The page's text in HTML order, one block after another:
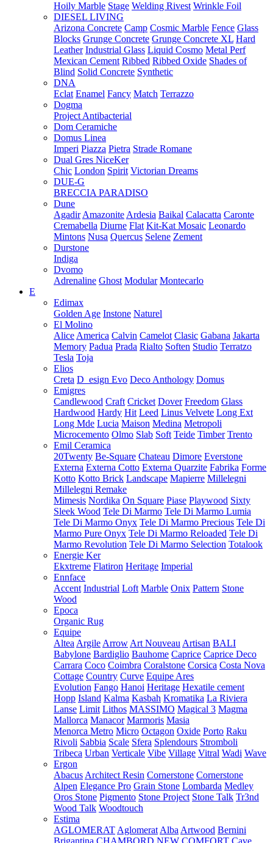
Hoily Marble Stage Welding Rivest Wrinkle Foil
DIESEL LIVING
Arizona Concrete Camp Cosmic Marble Fence Glass
Blocks Grunge Concrete Grunge Concrete XL Hard
Leather Industrial Glass Liquid Cosmo Metal Perf
Mexican Cement Ribbed Ribbed Oxide Shades of
Blind Solid Concrete Synthetic
DNA
Eclat Enamel Fancy Match Terrazzo
Dogma
Project Antibacterial
Dom Ceramiche
Domus Linea
Imperi Piazza Pietra Strade Romane
Dual Gres NiceKer
Chic London Spirit Victorian Dreams
DUE-G
BRECCIA PARADISO
Dune
Agadir Amazonite Ardesia Baikal Calacatta Caronte
Cremabella Diurne Flat Kit-Kat Mosaic Leonardo
Mintons Nusa Quercus Selene Zement
Durstone
Indiga
Dvomo
Adrenaline Ghost Modular Montecarlo
E
Edimax
Golden Age Instone Naturel
El Molino
Alice America Calvin Camelot Clasic Gabana Jakarta
Memory Padua Prada Rialto Soften Studio Terratzo
Tesla Toja
Elios
Creta D_esign Evo Deco Anthology Domus
Emigres
Candlewood Craft Cricket Dover Freedom Glass
Hardwood Hardy Hit Leed Linus Velvete Long Ext
Long Mde Lucia Maison Medina Metropoli
Microcemento Olmo Slab Soft Teide Timber Trento
Emil Ceramica
20Twenty Be-Square Chateau Dimore Everstone
Externa Externa Cotto Externa Quarzite Fabrika Forme
Kotto Kotto Brick Landscape Mapierre Millelegni
Millelegni Remake
Mimesis Nordika On Square Piase Playwood Sixty
Sleek Wood Tele Di Marmo Tele Di Marmo Lumia
Tele Di Marmo Onyx Tele Di Marmo Precious Tele Di
Marmo Pure Onyx Tele Di Marmo Reloaded Tele Di
Marmo Revolution Tele Di Marmo Selection Totalook
Energie Ker
Ekxtreme Flatiron Heritage Imperial
Ennface
Accent Industrial Loft Marble Onix Pattern Stone
Wood
Epoca
Organic Rug
Equipe
Altea Argile Arrow Art Nouveau Artisan BALI
Babylone Bardiglio Bauhome Caprice Caprice Deco
Carrara Coco Coimbra Coralstone Corsica Costa Nova
Cottage Country Curve Equipe Ares
Evolution Fango Hanoi Heritage Hexatile cement
Hopp Island Kalma Kasbah Kromatika La Riviera
Lanse Limit Lithos MASSIMO Magical 3 Magma
Mallorca Manacor Marmoris Masia
Menorca Metro Micro Octagon Oxide Porto Raku
Rivoli Sabbia Scale Sfera Splendours Stromboli
Tribeca Urban Verticale Vibe Village Vitral Wadi Wave
Ergon
Abacus Architect Resin Cornerstone Cornerstone
Alpen Elegance Pro Grain Stone Lombarda Medley
Oros Stone Pigmento Stone Project Stone Talk Tr3nd
Wood Talk Woodtouch
Estima
AGLOMERAT Aglomerat Alba Artwood Bernini